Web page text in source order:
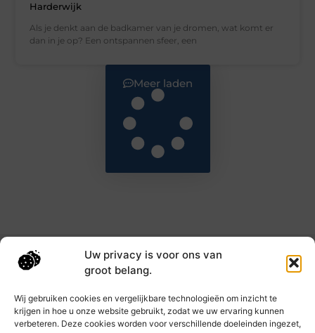
Uw privacy is voor ons van
groot belang.
Wij gebruiken cookies en vergelijkbare technologieën om inzicht te
krijgen in hoe u onze website gebruikt, zodat we uw ervaring kunnen
verbeteren. Deze cookies worden voor verschillende doeleinden ingezet,
Harderwijk
Als je denkt aan de badkamer van je dromen, wat komt er
dan in je op? Een ontspannen sfeer, een
Meer laden
Main Links